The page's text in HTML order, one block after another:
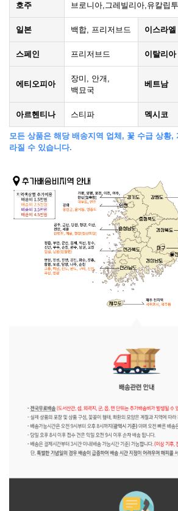
호주 브로니아,그레빌리아,유칼립
일본 백합, 프리저브드 이스라엘
스페인 프리저브드 이탈리아
에티오피아
장미, 안개,
백묘국
베트남
아르헨티나 스티파 멕시코
모든 상품은 해당 배송지역 업체, 꽃 수급 상황,
라질 수 있습니다.